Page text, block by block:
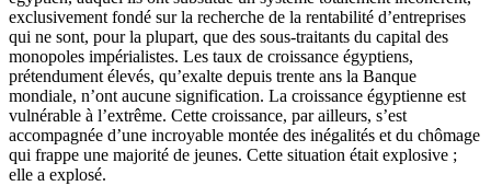
exclusivement fondé sur la recherche de la rentabilité d’entreprises
qui ne sont, pour la plupart, que des sous-traitants du capital des
monopoles impérialistes. Les taux de croissance égyptiens,
prétendument élevés, qu’exalte depuis trente ans la Banque
mondiale, n’ont aucune signification. La croissance égyptienne est
vulnérable à l’extrême. Cette croissance, par ailleurs, s’est
accompagnée d’une incroyable montée des inégalités et du chômage
qui frappe une majorité de jeunes. Cette situation était explosive ;
elle a explosé.